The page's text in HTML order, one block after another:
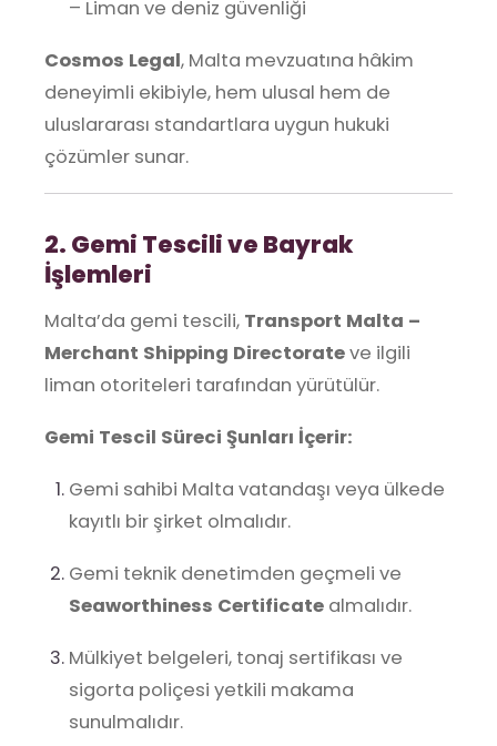
– Liman ve deniz güvenliği
Cosmos Legal, Malta mevzuatına hâkim
deneyimli ekibiyle, hem ulusal hem de
uluslararası standartlara uygun hukuki
çözümler sunar.
2. Gemi Tescili ve Bayrak
İşlemleri
Malta’da gemi tescili, Transport Malta –
Merchant Shipping Directorateve ilgili
liman otoriteleri tarafından yürütülür.
Gemi Tescil Süreci Şunları İçerir:
Gemi sahibi Malta vatandaşı veya ülkede
kayıtlı bir şirket olmalıdır.
Gemi teknik denetimden geçmeli ve
Seaworthiness Certificate almalıdır.
Mülkiyet belgeleri, tonaj sertifikası ve
sigorta poliçesi yetkili makama
sunulmalıdır.